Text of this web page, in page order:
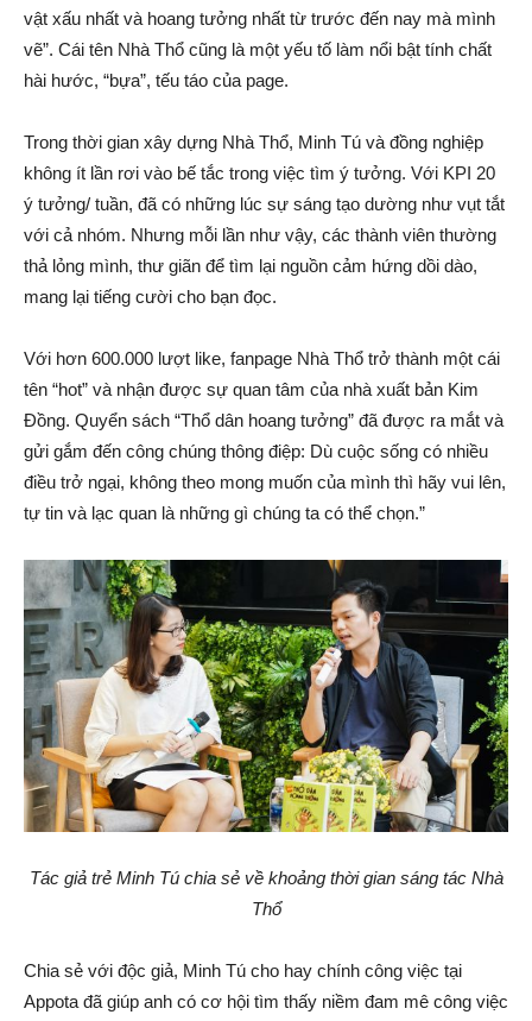
vật xấu nhất và hoang tưởng nhất từ trước đến nay mà mình
vẽ”. Cái tên Nhà Thổ cũng là một yếu tố làm nổi bật tính chất
hài hước, “bựa”, tếu táo của page.
Trong thời gian xây dựng Nhà Thổ, Minh Tú và đồng nghiệp
không ít lần rơi vào bế tắc trong việc tìm ý tưởng. Với KPI 20
ý tưởng/ tuần, đã có những lúc sự sáng tạo dường như vụt tắt
với cả nhóm. Nhưng mỗi lần như vậy, các thành viên thường
thả lỏng mình, thư giãn để tìm lại nguồn cảm hứng dồi dào,
mang lại tiếng cười cho bạn đọc.
Với hơn 600.000 lượt like, fanpage Nhà Thổ trở thành một cái
tên “hot” và nhận được sự quan tâm của nhà xuất bản Kim
Đồng. Quyển sách “Thổ dân hoang tưởng” đã được ra mắt và
gửi gắm đến công chúng thông điệp: Dù cuộc sống có nhiều
điều trở ngại, không theo mong muốn của mình thì hãy vui lên,
tự tin và lạc quan là những gì chúng ta có thể chọn.”
Tác giả trẻ Minh Tú chia sẻ về khoảng thời gian sáng tác Nhà
Thổ
Chia sẻ với độc giả, Minh Tú cho hay chính công việc tại
Appota đã giúp anh có cơ hội tìm thấy niềm đam mê công việc